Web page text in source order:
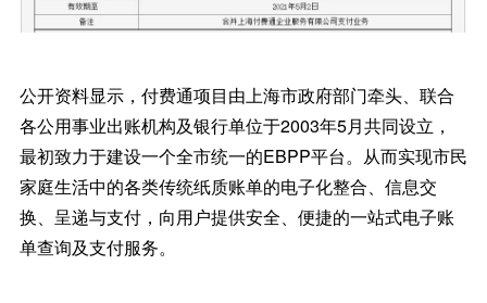
公开资料显示，付费通项目由上海市政府部门牵头、联合
各公用事业出账机构及银行单位于2003年5月共同设立，
最初致力于建设一个全市统一的EBPP平台。从而实现市民
家庭生活中的各类传统纸质账单的电子化整合、信息交
换、呈递与支付，向用户提供安全、便捷的一站式电子账
单查询及支付服务。